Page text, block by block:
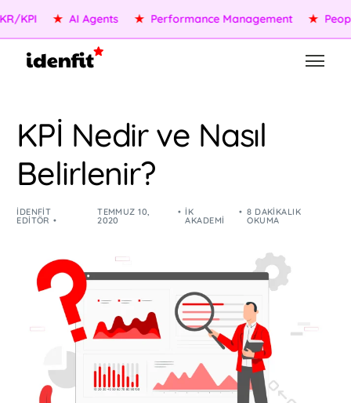
★ AI Agents ★ Performance Management ★ People
KPİ Nedir ve Nasıl
Belirlenir?
IDENFIT
EDITÖR
TEMMUZ 10,
2020
İK
AKADEMI
8 DAKIKALIK
OKUMA